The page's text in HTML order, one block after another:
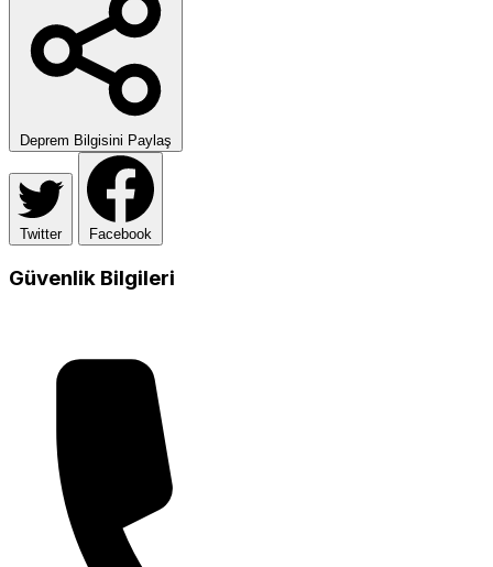
Deprem Bilgisini Paylaş
Twitter Facebook
Güvenlik Bilgileri